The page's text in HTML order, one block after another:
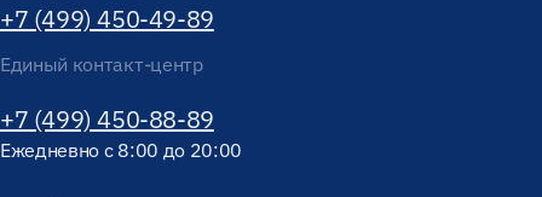
+7 (499) 450-49-89
Единый контакт-центр
+7 (499) 450-88-89
Ежедневно с 8:00 до 20:00